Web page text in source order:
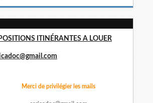
ITINÉRANTES A LOUER
Merci de privilégier les mails